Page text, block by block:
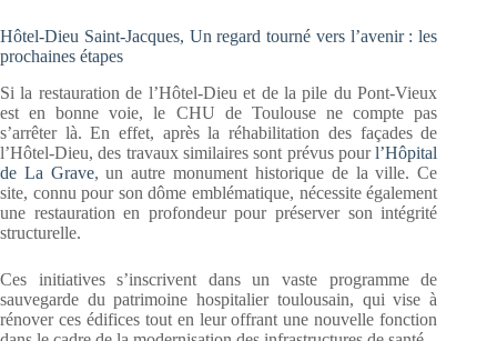
Hôtel-Dieu Saint-Jacques, Un regard tourné vers l’avenir : les
prochaines étapes
Si la restauration de l’Hôtel-Dieu et de la pile du Pont-Vieux
est en bonne voie, le CHU de Toulouse ne compte pas
s’arrêter là. En effet, après la réhabilitation des façades de
l’Hôtel-Dieu, des travaux similaires sont prévus pourl’Hôpital
de La Grave, un autre monument historique de la ville. Ce
site, connu pour son dôme emblématique, nécessite également
une restauration en profondeur pour préserver son intégrité
structurelle.
Ces initiatives s’inscrivent dans un vaste programme de
sauvegarde du patrimoine hospitalier toulousain, qui vise à
rénover ces édifices tout en leur offrant une nouvelle fonction